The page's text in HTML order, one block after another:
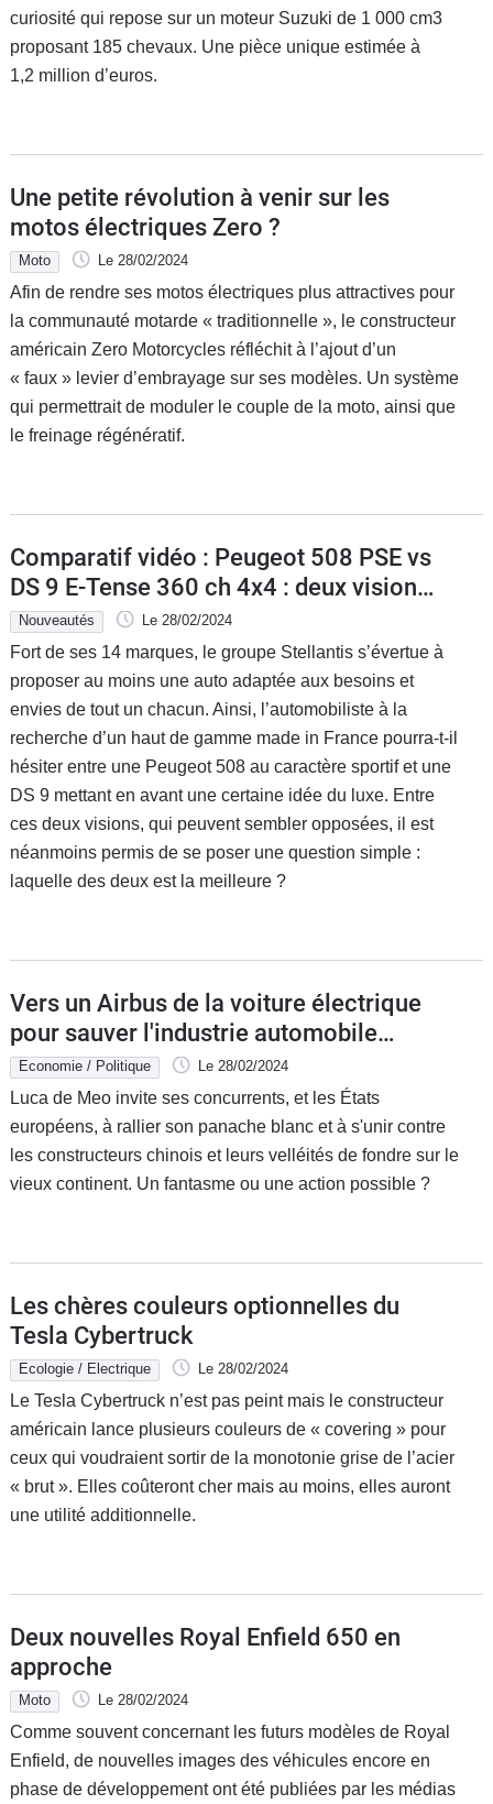
curiosité qui repose sur un moteur Suzuki de 1 000 cm3
proposant 185 chevaux. Une pièce unique estimée à
1,2 million d’euros.
Une petite révolution à venir sur les
motos électriques Zero ?
Moto Le 28/02/2024
Afin de rendre ses motos électriques plus attractives pour
la communauté motarde « traditionnelle », le constructeur
américain Zero Motorcycles réfléchit à l’ajout d’un
« faux » levier d’embrayage sur ses modèles. Un système
qui permettrait de moduler le couple de la moto, ainsi que
le freinage régénératif.
Comparatif vidéo : Peugeot 508 PSE vs
DS 9 E-Tense 360 ch 4x4 : deux visions
du haut de gamme selon Stellantis
Nouveautés Le 28/02/2024
Fort de ses 14 marques, le groupe Stellantis s’évertue à
proposer au moins une auto adaptée aux besoins et
envies de tout un chacun. Ainsi, l’automobiliste à la
recherche d’un haut de gamme made in France pourra-t-il
hésiter entre une Peugeot 508 au caractère sportif et une
DS 9 mettant en avant une certaine idée du luxe. Entre
ces deux visions, qui peuvent sembler opposées, il est
néanmoins permis de se poser une question simple :
laquelle des deux est la meilleure ?
Vers un Airbus de la voiture électrique
pour sauver l'industrie automobile
européenne ?
Economie / Politique Le 28/02/2024
Luca de Meo invite ses concurrents, et les États
européens, à rallier son panache blanc et à s'unir contre
les constructeurs chinois et leurs velléités de fondre sur le
vieux continent. Un fantasme ou une action possible ?
Les chères couleurs optionnelles du
Tesla Cybertruck
Ecologie / Electrique Le 28/02/2024
Le Tesla Cybertruck n’est pas peint mais le constructeur
américain lance plusieurs couleurs de « covering » pour
ceux qui voudraient sortir de la monotonie grise de l’acier
« brut ». Elles coûteront cher mais au moins, elles auront
une utilité additionnelle.
Deux nouvelles Royal Enfield 650 en
approche
Moto Le 28/02/2024
Comme souvent concernant les futurs modèles de Royal
Enfield, de nouvelles images des véhicules encore en
phase de développement ont été publiées par les médias